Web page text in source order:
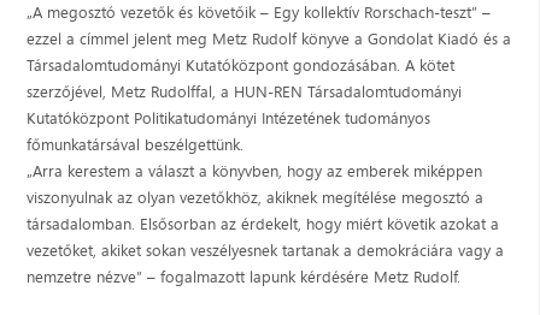
„A megosztó vezetők és követőik – Egy kollektív Rorschach-teszt” –
ezzel a címmel jelent meg Metz Rudolf könyve a Gondolat Kiadó és a
Társadalomtudományi Kutatóközpont gondozásában. A kötet
szerzőjével, Metz Rudolffal, a HUN-REN Társadalomtudományi
Kutatóközpont Politikatudományi Intézetének tudományos
főmunkatársával beszélgettünk.
„Arra kerestem a választ a könyvben, hogy az emberek miképpen
viszonyulnak az olyan vezetőkhöz, akiknek megítélése megosztó a
társadalomban. Elsősorban az érdekelt, hogy miért követik azokat a
vezetőket, akiket sokan veszélyesnek tartanak a demokráciára vagy a
nemzetre nézve” – fogalmazott lapunk kérdésére Metz Rudolf.